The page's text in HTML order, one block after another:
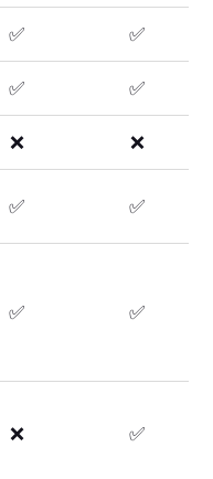
✅ ✅
✅ ✅
❌ ❌
✅ ✅
✅ ✅
❌ ✅